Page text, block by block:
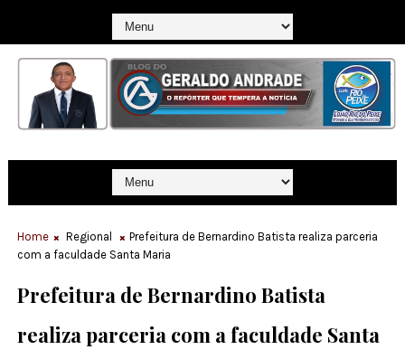
Home Regional
Prefeitura de Bernardino Batista realiza parceria
com a faculdade Santa Maria
Prefeitura de Bernardino Batista
realiza parceria com a faculdade Santa